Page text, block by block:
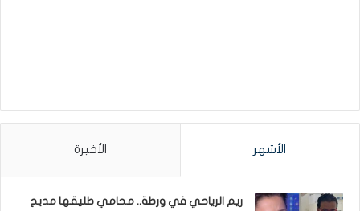
الأشهر الأخيرة
ريم الرياحي في ورطة.. محامي طليقها مديح